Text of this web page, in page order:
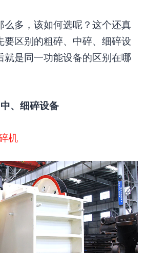
么多，该如何选呢？这个还真
要区别的粗碎、中碎、细碎设
就是同一功能设备的区别在哪
、细碎设备
机